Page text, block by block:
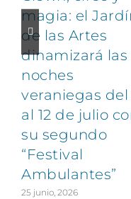
magia: el
de las Artes
dinamizará las
noches
veraniegas del
al 12 de julio
su segundo
“Festival
Ambulantes”
25 junio, 2026